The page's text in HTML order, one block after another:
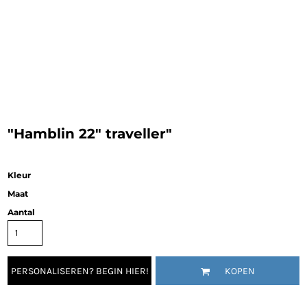
"Hamblin 22" traveller"
Kleur
Maat
Aantal
PERSONALISEREN? BEGIN HIER! KOPEN